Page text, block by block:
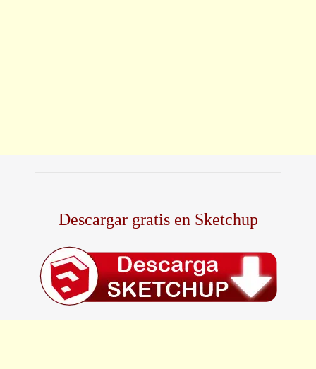
Descargar gratis en Sketchup